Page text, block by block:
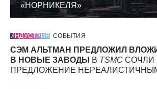
«НОРНИКЕЛЯ»
ИНДУСТРИЯ СОБЫТИЯ
СЭМ АЛЬТМАН ПРЕДЛОЖИЛ
В НОВЫЕ ЗАВОДЫ
В TSMC СОЧЛИ
ПРЕДЛОЖЕНИЕ